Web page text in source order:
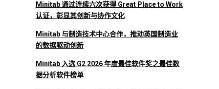
Minitab 通过连续六次获得 Great Place to Work
认证，彰显其创新与协作文化
Minitab 与制造技术中心合作，推动英国制造业
的数据驱动创新
Minitab 入选 G2 2026 年度最佳软件奖之最佳数
据分析软件榜单